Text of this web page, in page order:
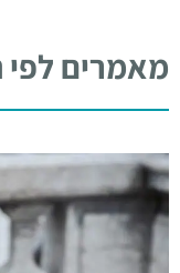
מאמרים לפי